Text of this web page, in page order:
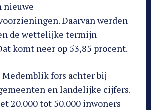
nieuwe
Daarvan werden
de wettelijke termijn
komt neer op 53,85 procent.
fors achter bij
en landelijke cijfers.
20.000 tot 50.000 inwoners